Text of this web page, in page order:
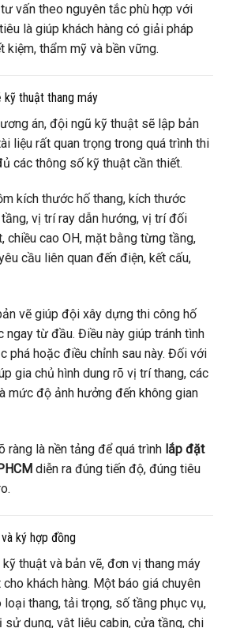
vấn theo nguyên tắc phù hợp với
là giúp khách hàng có giải pháp
kiệm, thẩm mỹ và bền vững.
thuật thang máy
án, đội ngũ kỹ thuật sẽ lập bản
liệu rất quan trọng trong quá trình thi
các thông số kỹ thuật cần thiết.
kích thước hố thang, kích thước
vị trí ray dẫn hướng, vị trí đối
chiều cao OH, mặt bằng từng tầng,
cầu liên quan đến điện, kết cấu,
vẽ giúp đội xây dựng thi công hố
ngay từ đầu. Điều này giúp tránh tình
phá hoặc điều chỉnh sau này. Đối với
gia chủ hình dung rõ vị trí thang, các
mức độ ảnh hưởng đến không gian
ràng là nền tảng để quá trình lắp đặt
diễn ra đúng tiến độ, đúng tiêu
ký hợp đồng
thuật và bản vẽ, đơn vị thang máy
khách hàng. Một báo giá chuyên
loại thang, tải trọng, số tầng phục vụ,
dụng, vật liệu cabin, cửa tầng, chi